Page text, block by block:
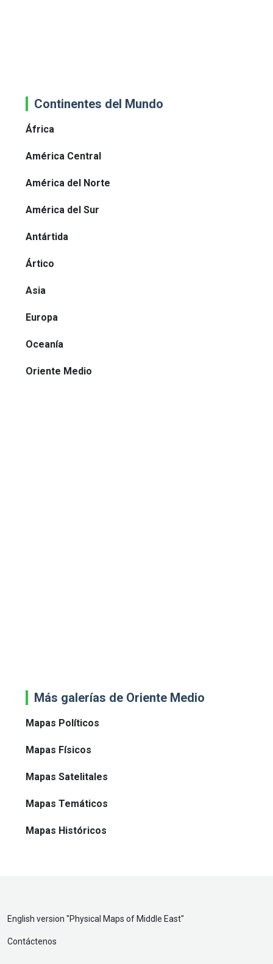
Continentes del Mundo
África
América Central
América del Norte
América del Sur
Antártida
Ártico
Asia
Europa
Oceanía
Oriente Medio
Más galerías de Oriente Medio
Mapas Políticos
Mapas Físicos
Mapas Satelitales
Mapas Temáticos
Mapas Históricos
English version "Physical Maps of Middle East"
Contáctenos